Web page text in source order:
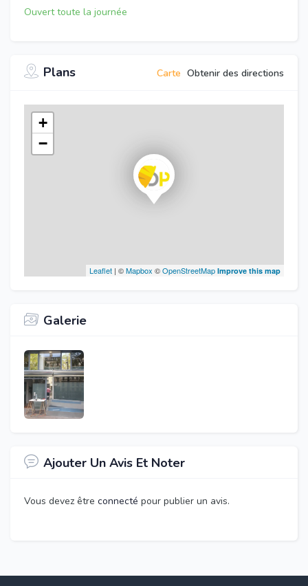
Ouvert toute la journée
Plans Carte Obtenir des directions
+
−
Leaflet | ©Mapbox ©OpenStreetMap Improve this map
Galerie
Ajouter Un Avis Et Noter
Vous devez être connecté pour publier un avis.